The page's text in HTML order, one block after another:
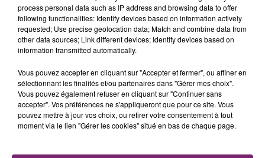
La Bulle - Guinguette éphémère
de Frelinghien !
process personal data such as IP address and browsing data to offer
following functionalities: Identify devices based on information actively
requested; Use precise geolocation data; Match and combine data from
other data sources; Link different devices; Identify devices based on
information transmitted automatically.
Vous pouvez accepter en cliquant sur "Accepter et fermer", ou affiner en
sélectionnant les finalités et/ou partenaires dans "Gérer mes choix".
Vous pouvez également refuser en cliquant sur "Continuer sans
accepter". Vos préférences ne s'appliqueront que pour ce site. Vous
pouvez mettre à jour vos choix, ou retirer votre consentement à tout
moment via le lien "Gérer les cookies" situé en bas de chaque page.